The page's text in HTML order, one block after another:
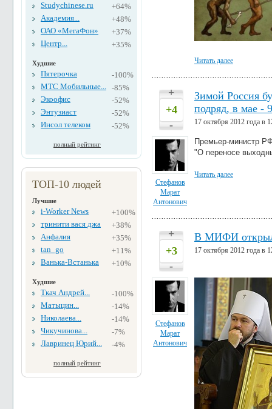
Studychinese.ru
+64%
Академия...
+48%
ОАО «МегаФон»
+37%
Центр...
+35%
Худшие
Пятерочка
-100%
МТС Мобильные... -85%
Экоофис
-52%
Энтузиаст
-52%
Инсол телеком
-52%
полный рейтинг
ТОП-10 людей
Лучшие
i-Worker News
+100%
тринити вася джа
+38%
Анфалия
+35%
tan_go
+11%
Ванька-Встанька
+10%
Худшие
Ткач Андрей...
-100%
Матыцин...
-14%
Николаева...
-14%
Чикучинова...
-7%
Лавринец Юрий...
-4%
полный рейтинг
Читать далее
+
+4
-
Зимой Россия
подряд, в мае -
17 октября 2012 года в
Стефанов
Марат
Антонович
Премьер-министр
"О переносе
Читать далее
+
+3
-
В МИФИ
17 октября 2012 года в
Стефанов
Марат
Антонович